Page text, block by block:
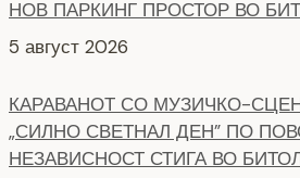
5 август 2026
„СИЛНО СВЕТНАЛ ДЕН” ПО
НЕЗАВИСНОСТ СТИГА ВО
8 август 2026